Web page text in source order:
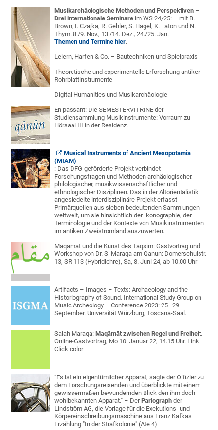
Musikarchäologische Methoden und Perspektiven –
Drei internationale Seminare im WS 24/25: – mit B.
Brown, I. Czajka, R. Gehler, S. Hagel, K. Taton und N.
Thym. 8./9. Nov., 13./14. Dez., 24./25. Jan.
Themen und Termine hier.
Leiern, Harfen & Co. – Bautechniken und Spielpraxis
Theoretische und experimentelle Erforschung antiker
Rohrblattinstrumente
Digital Humanities und Musikarchäologie
En passant: Die SEMESTERVITRINE der
Studiensammlung Musikinstrumente: Vorraum zu
Hörsaal III in der Residenz.
Musical Instruments of Ancient Mesopotamia
(MIAM)
: Das DFG-geförderte Projekt verbindet
Forschungsfragen und Methoden archäologischer,
philologischer, musikwissenschaftlicher und
ethnologischer Disziplinen. Das in der Altorientalistik
angesiedelte interdisziplinäre Projekt erfasst
Primärquellen aus sieben bedeutenden Sammlungen
weltweit, um sie hinsichtlich der Ikonographie, der
Terminologie und der Kontexte von Musikinstrumenten
im antiken Zweistromland auszuwerten.
Maqamat und die Kunst des Taqsim: Gastvortrag und
Workshop von Dr. S. Maraqa am Qanun: Domerschulstr.
13, SR 113 (Hybridlehre), Sa, 8. Juni 24, ab 10.00 Uhr
Artifacts – Images – Texts: Archaeology and the
Historiography of Sound. International Study Group on
Music Archeology – Conference 2023: 25–29
September. Universität Würzburg, Toscana-Saal.
Salah Maraqa:Maqāmāt zwischen Regel und Freiheit.
Online-Gastvortrag, Mo 10. Januar 22, 14.15 Uhr. Link:
Click color
"Es ist ein eigentümlicher Apparat, sagte der Offizier zu
dem Forschungsreisenden und überblickte mit einem
gewissermaßen bewundernden Blick den ihm doch
wohlbekannten Apparat." – DerParlograph der
Lindström AG, die Vorlage für die Exekutions- und
Körpereinschreibungsmaschine aus Franz Kafkas
Erzählung "In der Strafkolonie" (Ate 4)